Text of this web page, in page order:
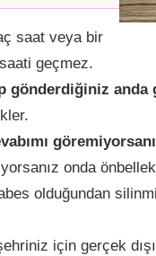
saat veya bir
geçmez.
gönderdiğiniz anda
onda
olduğundan
için gerçek